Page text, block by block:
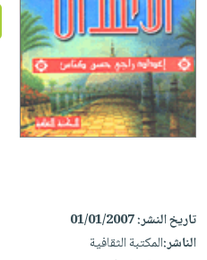
إختياراتنا
كتب
أكاديمية
صندوق
القراءة
iKitab
بلا
حدود
أسئلة
يتكرر
على
Android
أسئلة
يتكرر
طرحها
تحميل
masmu3
على
masmu3
على
المواضيع
الأكثر
مبيعاً
إختياراتنا
وسائل
القراءة
جوائز
تعليمية
الصحة
والعناية
الشخصية
جديد
العناية
الشخصية
المطبخ
والسفرة
جديد
تاريخ النشر:01/01/2007
الناشر:المكتبة الثقافية